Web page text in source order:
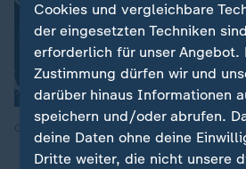
Cookies und vergleichbare
der eingesetzten Techniken
erforderlich für unser Angebot.
Zustimmung dürfen wir und
darüber hinaus Informationen
speichern und/oder abrufen.
deine Daten ohne deine
Dritte weiter, die nicht unsere